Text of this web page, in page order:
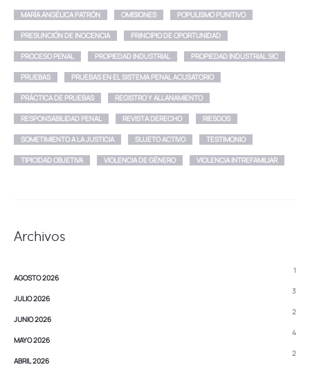
MARÍA ANGÉLICA PATRÓN OMISIONES POPULISMO PUNITIVO
PRESUNCIÓN DE INOCENCIA PRINCIPIO DE OPORTUNIDAD
PROCESO PENAL PROPIEDAD INDUSTRIAL PROPIEDAD INDUSTRIAL SIC
PRUEBAS PRUEBAS EN EL SISTEMA PENAL ACUSATORIO
PRÁCTICA DE PRUEBAS REGISTRO Y ALLANAMIENTO
RESPONSABILIDAD PENAL REVISTA DERECHO RIESGOS
SOMETIMIENTO A LA JUSTICIA SUJETO ACTIVO TESTIMONIO
TIPICIDAD OBJETIVA VIOLENCIA DE GÉNERO VIOLENCIA INTREFAMILIAR
Archivos
AGOSTO 2026
1
JULIO 2026
3
JUNIO 2026
2
MAYO 2026
4
ABRIL 2026
2